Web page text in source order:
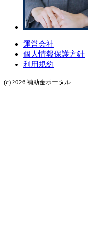
運営会社
個人情報保護方針
利用規約
(c) 2026 補助金ポータル